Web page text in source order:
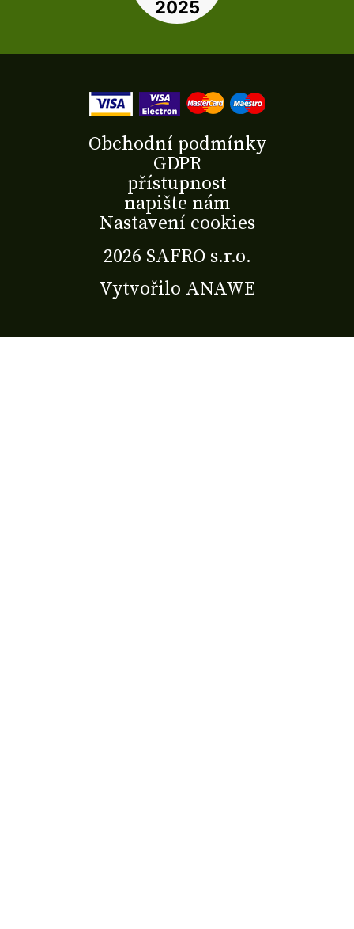
2026 SAFRO s.r.o.
Vytvořilo ANAWE
Obchodní podmínky
GDPR
přístupnost
napište nám
Nastavení cookies